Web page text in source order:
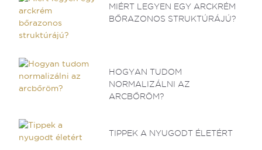
MIÉRT LEGYEN EGY ARCKRÉM
BŐRAZONOS STRUKTÚRÁJÚ?
HOGYAN TUDOM
NORMALIZÁLNI AZ
ARCBŐRÖM?
TIPPEK A NYUGODT ÉLETÉRT